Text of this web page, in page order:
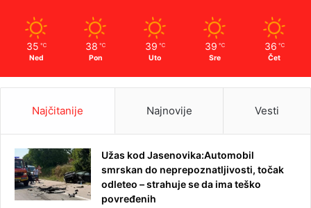
35 ℃
Ned
38 ℃
Pon
39 ℃
Uto
39 ℃
Sre
36 ℃
Čet
Najčitanije Najnovije Vesti
Užas kod Jasenovika:Automobil
smrskan do neprepoznatljivosti, točak
odleteo – strahuje se da ima teško
povređenih